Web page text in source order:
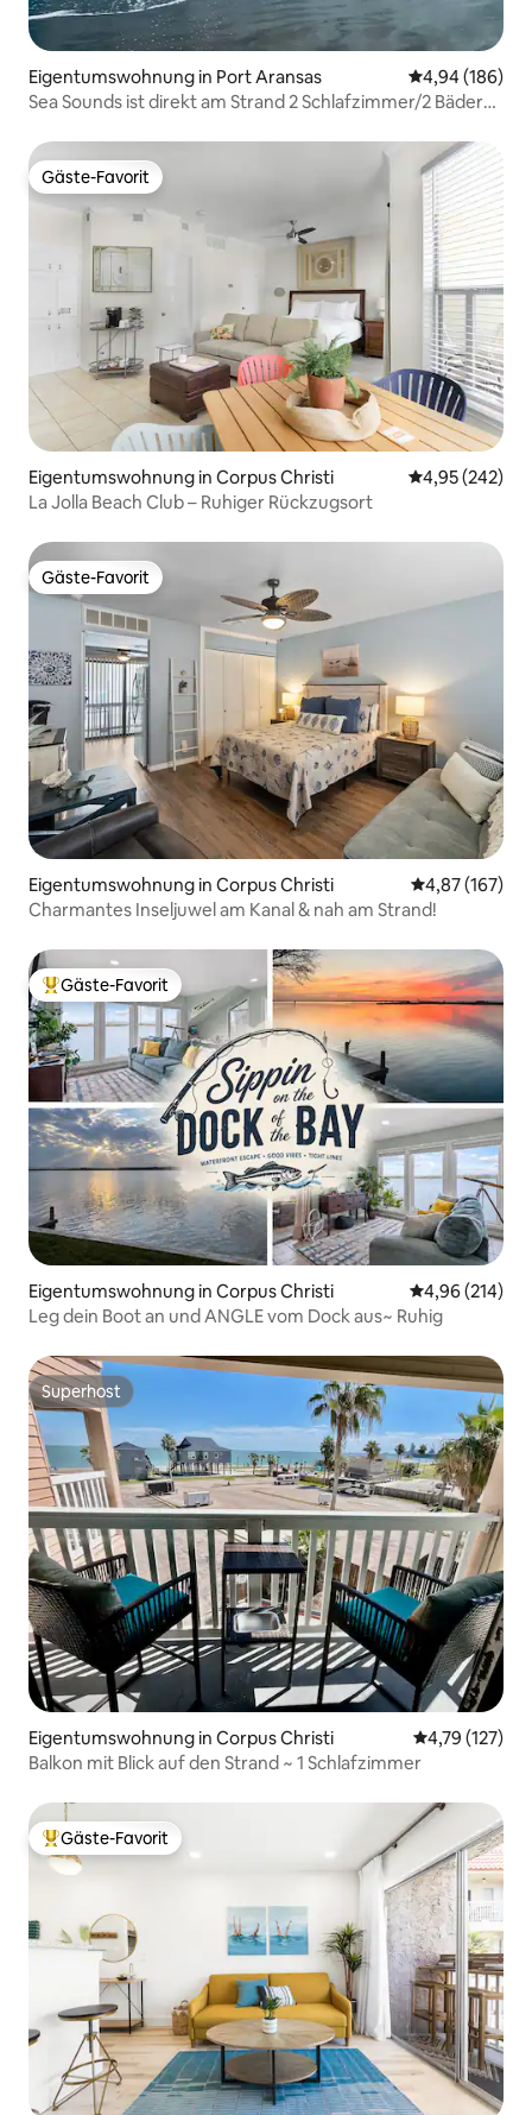
Eigentumswohnung in Port Aransas
4,94 (186)
Sea Sounds ist direkt am Strand 2 Schlafzimmer/2 Bäder
Gäste-Favorit
Gäste-Favorit
Eigentumswohnung in Corpus Christi
4,95 (242)
La Jolla Beach Club – Ruhiger Rückzugsort
Gäste-Favorit
Gäste-Favorit
Eigentumswohnung in Corpus Christi
4,87 (167)
Charmantes Inseljuwel am Kanal & nah am Strand!
Beliebter Gäste-Favorit.
Gäste-Favorit
Eigentumswohnung in Corpus Christi
4,96 (214)
Leg dein Boot an und ANGLE vom Dock aus~ Ruhig
Superhost
Superhost
Eigentumswohnung in Corpus Christi
4,79 (127)
Balkon mit Blick auf den Strand ~ 1 Schlafzimmer
Beliebter Gäste-Favorit.
Gäste-Favorit